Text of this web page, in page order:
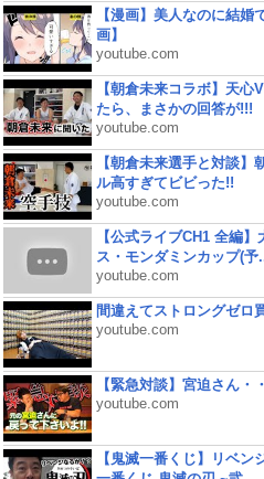
【漫画】美人なのに結婚
画】
youtube.com
【朝倉未来コラボ】天
たら、まさかの回答が!!!
youtube.com
【朝倉未来選手と対談】
ル高すぎてビビった!!
youtube.com
【公式ライブCH1 全編
ス・モンダミンカップ(予
youtube.com
間違えてストロングゼロ
youtube.com
【緊急対談】宮迫さん・
youtube.com
【鬼滅一番くじ】リベ